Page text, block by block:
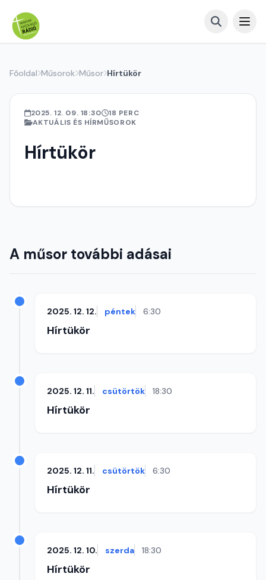
Főoldal Műsorok Műsor Hírtükör
2025. 12. 09. 18:30
18 PERC
AKTUÁLIS ÉS HÍRMŰSOROK
Hírtükör
A műsor további adásai
2025. 12. 12. péntek 6:30
Hírtükör
2025. 12. 11. csütörtök 18:30
Hírtükör
2025. 12. 11. csütörtök 6:30
Hírtükör
2025. 12. 10. szerda 18:30
Hírtükör